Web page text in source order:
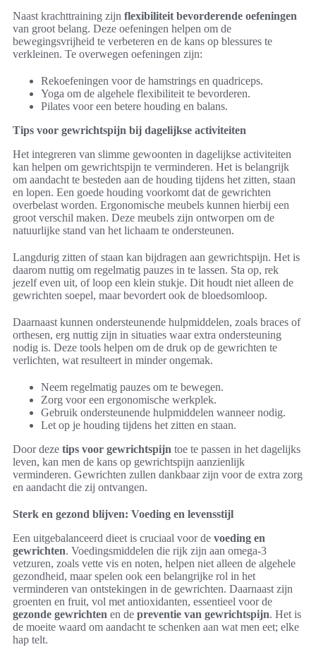
Naast krachttraining zijn flexibiliteit bevorderende oefeningen
van groot belang. Deze oefeningen helpen om de
bewegingsvrijheid te verbeteren en de kans op blessures te
verkleinen. Te overwegen oefeningen zijn:
Rekoefeningen voor de hamstrings en quadriceps.
Yoga om de algehele flexibiliteit te bevorderen.
Pilates voor een betere houding en balans.
Tips voor gewrichtspijn bij dagelijkse activiteiten
Het integreren van slimme gewoonten in dagelijkse activiteiten
kan helpen om gewrichtspijn te verminderen. Het is belangrijk
om aandacht te besteden aan de houding tijdens het zitten, staan
en lopen. Een goede houding voorkomt dat de gewrichten
overbelast worden. Ergonomische meubels kunnen hierbij een
groot verschil maken. Deze meubels zijn ontworpen om de
natuurlijke stand van het lichaam te ondersteunen.
Langdurig zitten of staan kan bijdragen aan gewrichtspijn. Het is
daarom nuttig om regelmatig pauzes in te lassen. Sta op, rek
jezelf even uit, of loop een klein stukje. Dit houdt niet alleen de
gewrichten soepel, maar bevordert ook de bloedsomloop.
Daarnaast kunnen ondersteunende hulpmiddelen, zoals braces of
orthesen, erg nuttig zijn in situaties waar extra ondersteuning
nodig is. Deze tools helpen om de druk op de gewrichten te
verlichten, wat resulteert in minder ongemak.
Neem regelmatig pauzes om te bewegen.
Zorg voor een ergonomische werkplek.
Gebruik ondersteunende hulpmiddelen wanneer nodig.
Let op je houding tijdens het zitten en staan.
Door deze tips voor gewrichtspijn toe te passen in het dagelijks
leven, kan men de kans op gewrichtspijn aanzienlijk
verminderen. Gewrichten zullen dankbaar zijn voor de extra zorg
en aandacht die zij ontvangen.
Sterk en gezond blijven: Voeding en levensstijl
Een uitgebalanceerd dieet is cruciaal voor de voeding en
gewrichten. Voedingsmiddelen die rijk zijn aan omega-3
vetzuren, zoals vette vis en noten, helpen niet alleen de algehele
gezondheid, maar spelen ook een belangrijke rol in het
verminderen van ontstekingen in de gewrichten. Daarnaast zijn
groenten en fruit, vol met antioxidanten, essentieel voor de
gezonde gewrichten en de preventie van gewrichtspijn. Het is
de moeite waard om aandacht te schenken aan wat men eet; elke
hap telt.